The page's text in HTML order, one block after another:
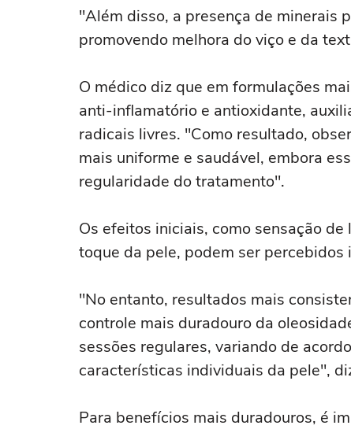
"Além disso, a presença de minerais
promovendo melhora do viço e da
O médico diz que em formulações
anti-inflamatório e antioxidante,
radicais livres. "Como resultado,
mais uniforme e saudável, embora
regularidade do tratamento".
Os efeitos iniciais, como sensação
toque da pele, podem ser
"No entanto, resultados mais
controle mais duradouro da
sessões regulares, variando de
características individuais da pele",
Para benefícios mais duradouros, é